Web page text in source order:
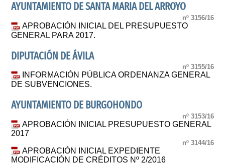
AYUNTAMIENTO DE SANTA MARIA DEL ARROYO
nº 3156/16
APROBACIÓN INICIAL DEL PRESUPUESTO
GENERAL PARA 2017.
DIPUTACIÓN DE ÁVILA
nº 3155/16
INFORMACIÓN PÚBLICA ORDENANZA GENERAL
DE SUBVENCIONES.
AYUNTAMIENTO DE BURGOHONDO
nº 3153/16
APROBACIÓN INICIAL PRESUPUESTO GENERAL
2017
nº 3144/16
APROBACIÓN INICIAL EXPEDIENTE
MODIFICACIÓN DE CRÉDITOS Nº 2/2016